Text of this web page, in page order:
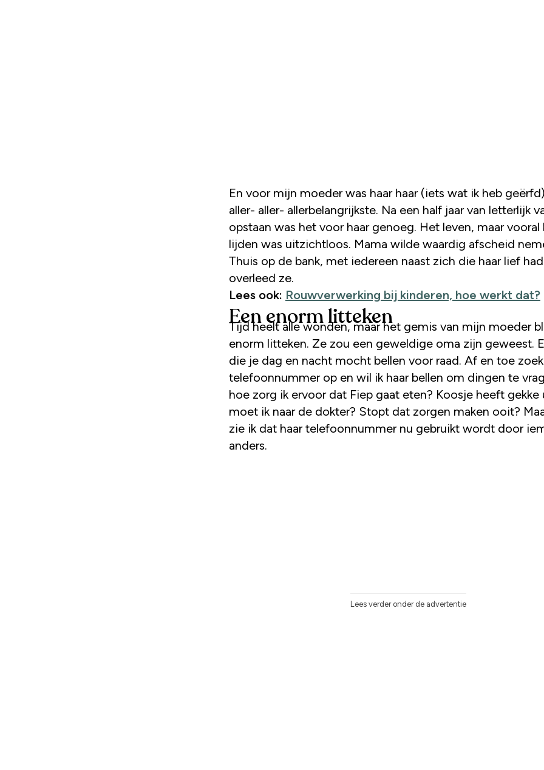
En voor mijn moeder was haar haar (iets wat ik heb
aller- aller- allerbelangrijkste. Na een half jaar van letterlijk
opstaan was het voor haar genoeg. Het leven, maar vooral
lijden was uitzichtloos. Mama wilde waardig afscheid
Thuis op de bank, met iedereen naast zich die haar lief
overleed ze.
Lees ook: Rouwverwerking bij kinderen, hoe werkt dat?
Een enorm litteken
Tijd heelt alle wonden, maar het gemis van mijn moeder
enorm litteken. Ze zou een geweldige oma zijn geweest.
die je dag en nacht mocht bellen voor raad. Af en toe
telefoonnummer op en wil ik haar bellen om dingen te
hoe zorg ik ervoor dat Fiep gaat eten? Koosje heeft gekke
moet ik naar de dokter? Stopt dat zorgen maken ooit?
zie ik dat haar telefoonnummer nu gebruikt wordt door
anders.
Lees verder onder de advertentie